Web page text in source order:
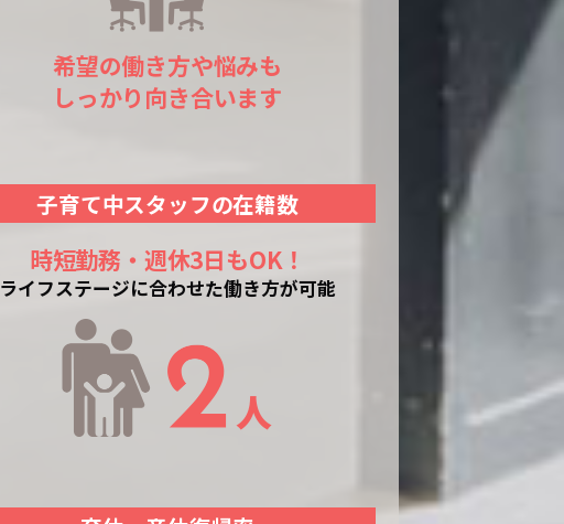
希望の働き方や悩みも
しっかり向き合います
子育て中スタッフの在籍数
時短勤務・週休3日もOK！
ライフステージに合わせた働き方が可能